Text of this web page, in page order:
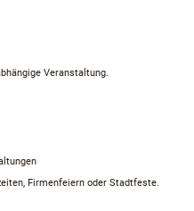
Veranstaltung.
Firmenfeiern oder Stadtfeste.